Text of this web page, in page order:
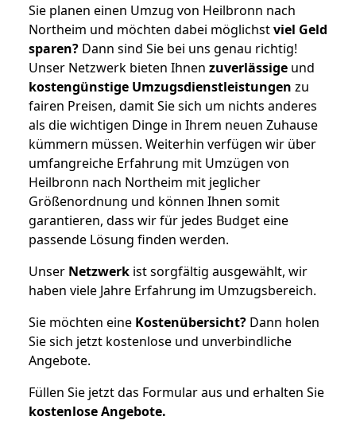
Sie planen einen Umzug von Heilbronn nach
Northeim und möchten dabei möglichstviel Geld
sparen? Dann sind Sie bei uns genau richtig!
Unser Netzwerk bieten Ihnen zuverlässige und
kostengünstige Umzugsdienstleistungen zu
fairen Preisen, damit Sie sich um nichts anderes
als die wichtigen Dinge in Ihrem neuen Zuhause
kümmern müssen. Weiterhin verfügen wir über
umfangreiche Erfahrung mit Umzügen von
Heilbronn nach Northeim mit jeglicher
Größenordnung und können Ihnen somit
garantieren, dass wir für jedes Budget eine
passende Lösung finden werden.
Unser Netzwerk ist sorgfältig ausgewählt, wir
haben viele Jahre Erfahrung im Umzugsbereich.
Sie möchten eine Kostenübersicht? Dann holen
Sie sich jetzt kostenlose und unverbindliche
Angebote.
Füllen Sie jetzt das Formular aus und erhalten Sie
kostenloseAngebote.